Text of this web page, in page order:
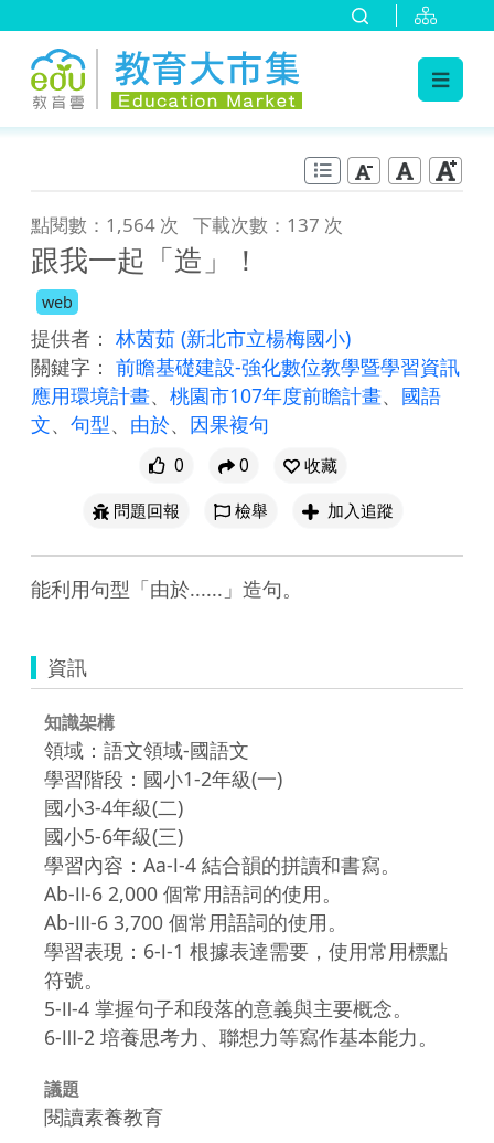
點閱數：1,564 次 下載次數：137 次
跟我一起「造」！
web
提供者： 林茵茹 (新北市立楊梅國小)
關鍵字： 前瞻基礎建設-強化數位教學暨學習資訊
應用環境計畫、 桃園市107年度前瞻計畫、 國語
文、 句型、 由於、 因果複句
0 0
收藏
問題回報
檢舉 加入追蹤
能利用句型「由於......」造句。
資訊
知識架構
領域：語文領域-國語文
學習階段：國小1-2年級(一)
國小3-4年級(二)
國小5-6年級(三)
學習內容：Aa-Ⅰ-4 結合韻的拼讀和書寫。
Ab-Ⅱ-6 2,000 個常用語詞的使用。
Ab-Ⅲ-6 3,700 個常用語詞的使用。
學習表現：6-Ⅰ-1 根據表達需要，使用常用標點
符號。
5-Ⅱ-4 掌握句子和段落的意義與主要概念。
6-Ⅲ-2 培養思考力、聯想力等寫作基本能力。
議題
閱讀素養教育